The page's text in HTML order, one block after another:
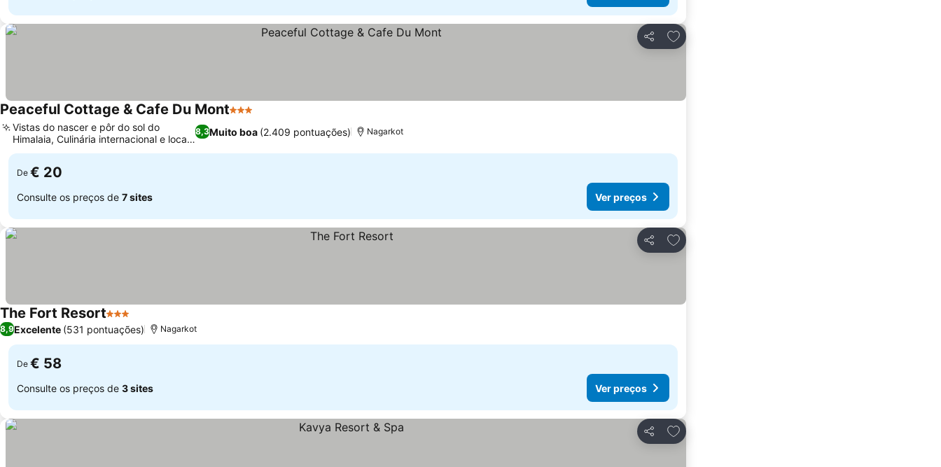
Partilhar
Adicionar aos favoritos
Peaceful Cottage & Cafe Du Mont3 Estrelas
8,3Muito boa (2.409 pontuações)
Vistas do nascer e pôr do sol do
Himalaia, Culinária internacional e local
diversificada
Nagarkot
De € 20
Consulte os preços de 7 sites Ver preços
Partilhar
Adicionar aos favoritos
The Fort Resort3 Estrelas
8,9Excelente (531 pontuações) Nagarkot
De € 58
Consulte os preços de 3 sites Ver preços
Partilhar
Adicionar aos favoritos